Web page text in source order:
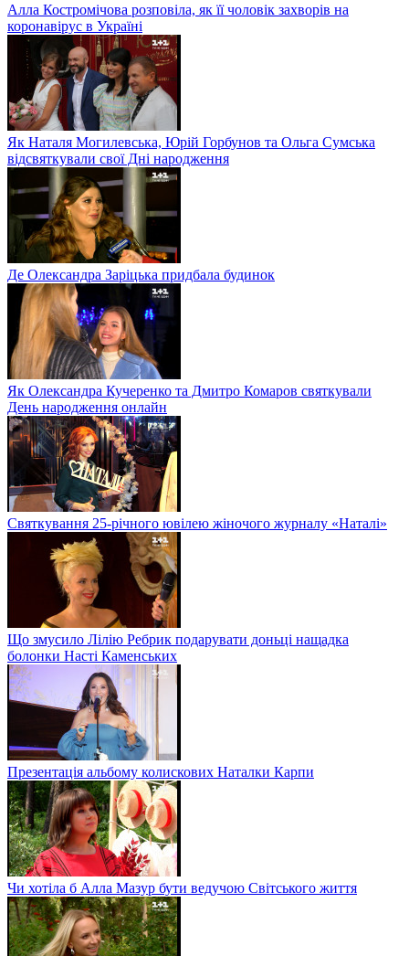
Алла Костромічова розповіла, як її чоловік захворів на
коронавірус в Україні
Як Наталя Могилевська, Юрій Горбунов та Ольга Сумська
відсвяткували свої Дні народження
Де Олександра Заріцька придбала будинок
Як Олександра Кучеренко та Дмитро Комаров святкували
День народження онлайн
Святкування 25-річного ювілею жіночого журналу «Наталі»
Що змусило Лілію Ребрик подарувати доньці нащадка
болонки Насті Каменських
Презентація альбому колискових Наталки Карпи
Чи хотіла б Алла Мазур бути ведучою Світського життя